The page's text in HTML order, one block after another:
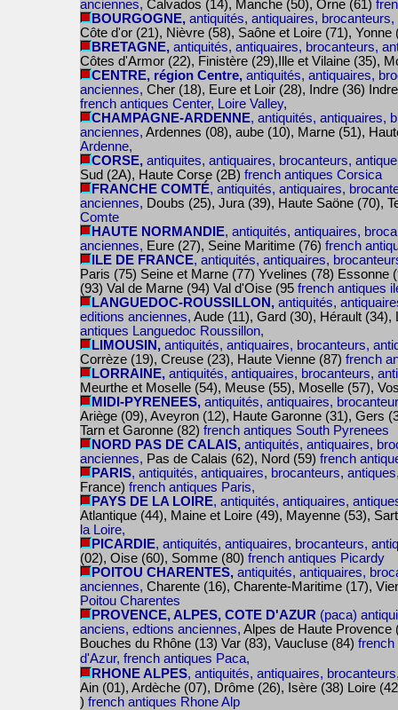
anciennes, Calvados (14), Manche (50), Orne (61)
BOURGOGNE, antiquités, antiquaires,
Côte d'or (21), Nièvre (58), Saône et Loire (71), Yonne
BRETAGNE, antiquités, antiquaires, brocanteurs,
Côtes d'Armor (22), Finistère (29),Ille et Vilaine (35),
CENTRE, région Centre, antiquités, antiquaires,
anciennes, Cher (18), Eure et Loir (28), Indre (36)
french antiques Center, Loire Valley,
CHAMPAGNE-ARDENNE, antiquités, antiquaires,
anciennes, Ardennes (08), aube (10), Marne (51),
Ardenne,
CORSE, antiquites, antiquaires, brocanteurs,
Sud (2A), Haute Corse (2B) french antiques Corsica
FRANCHE COMTÉ, antiquités, antiquaires,
anciennes, Doubs (25), Jura (39), Haute Saöne (70),
Comte
HAUTE NORMANDIE, antiquités, antiquaires,
anciennes, Eure (27), Seine Maritime (76) french
ILE DE FRANCE, antiquités, antiquaires,
Paris (75) Seine et Marne (77) Yvelines (78) Essonne
(93) Val de Marne (94) Val d'Oise (95 french antiques
LANGUEDOC-ROUSSILLON, antiquités,
editions anciennes, Aude (11), Gard (30), Hérault
antiques Languedoc Roussillon,
LIMOUSIN, antiquités, antiquaires, brocanteurs,
Corrèze (19), Creuse (23), Haute Vienne (87) french
LORRAINE, antiquités, antiquaires, brocanteurs,
Meurthe et Moselle (54), Meuse (55), Moselle (57),
MIDI-PYRENEES, antiquités, antiquaires,
Ariège (09), Aveyron (12), Haute Garonne (31), Gers
Tarn et Garonne (82) french antiques South Pyrenees
NORD PAS DE CALAIS, antiquités, antiquaires,
anciennes, Pas de Calais (62), Nord (59) french
PARIS, antiquités, antiquaires, brocanteurs,
France) french antiques Paris,
PAYS DE LA LOIRE, antiquités, antiquaires,
Atlantique (44), Maine et Loire (49), Mayenne (53),
la Loire,
PICARDIE, antiquités, antiquaires, brocanteurs,
(02), Oise (60), Somme (80) french antiques Picardy
POITOU CHARENTES, antiquités, antiquaires,
anciennes, Charente (16), Charente-Maritime (17),
Poitou Charentes
PROVENCE, ALPES, COTE D'AZUR (paca)
anciens, edtions anciennes, Alpes de Haute Provence
Bouches du Rhône (13) Var (83), Vaucluse (84) french
d'Azur, french antiques Paca,
RHONE ALPES, antiquités, antiquaires,
Ain (01), Ardèche (07), Drôme (26), Isère (38) Loire
) french antiques Rhone Alp